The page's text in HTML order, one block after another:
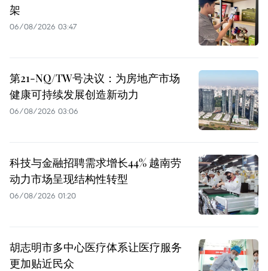
架
06/08/2026 03:47
第21-NQ/TW号决议：为房地产市场
健康可持续发展创造新动力
06/08/2026 03:06
科技与金融招聘需求增长44% 越南劳
动力市场呈现结构性转型
06/08/2026 01:20
胡志明市多中心医疗体系让医疗服务
更加贴近民众